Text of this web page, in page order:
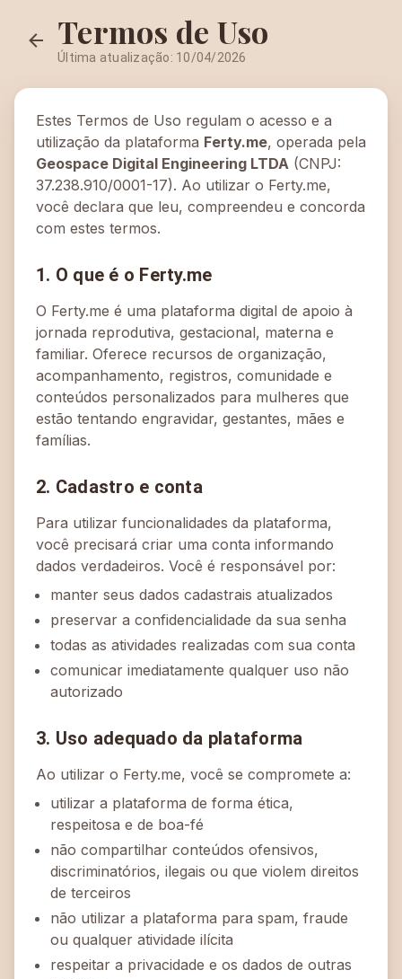
Termos de Uso
Última atualização: 10/04/2026
Estes Termos de Uso regulam o acesso e a
utilização da plataforma Ferty.me, operada pela
Geospace Digital Engineering LTDA (CNPJ:
37.238.910/0001-17). Ao utilizar o Ferty.me,
você declara que leu, compreendeu e concorda
com estes termos.
1. O que é o Ferty.me
O Ferty.me é uma plataforma digital de apoio à
jornada reprodutiva, gestacional, materna e
familiar. Oferece recursos de organização,
acompanhamento, registros, comunidade e
conteúdos personalizados para mulheres que
estão tentando engravidar, gestantes, mães e
famílias.
2. Cadastro e conta
Para utilizar funcionalidades da plataforma,
você precisará criar uma conta informando
dados verdadeiros. Você é responsável por:
manter seus dados cadastrais atualizados
preservar a confidencialidade da sua senha
todas as atividades realizadas com sua conta
comunicar imediatamente qualquer uso não
autorizado
3. Uso adequado da plataforma
Ao utilizar o Ferty.me, você se compromete a:
utilizar a plataforma de forma ética,
respeitosa e de boa-fé
não compartilhar conteúdos ofensivos,
discriminatórios, ilegais ou que violem direitos
de terceiros
não utilizar a plataforma para spam, fraude
ou qualquer atividade ilícita
respeitar a privacidade e os dados de outras